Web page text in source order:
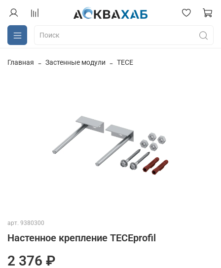
Главная Застенные модули TECE
арт. 9380300
Настенное крепление TECEprofil
2 376 ₽